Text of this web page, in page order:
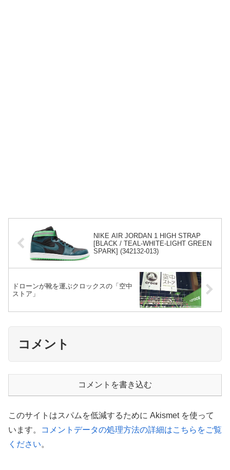
NIKE AIR JORDAN 1 HIGH STRAP
[BLACK / TEAL-WHITE-LIGHT GREEN
SPARK] (342132-013)
ドローンが靴を運ぶクロックスの「空中
ストア」
コメント
コメントを書き込む
このサイトはスパムを低減するために Akismet を使って
います。
コメントデータの処理方法の詳細はこちらをご覧
ください。